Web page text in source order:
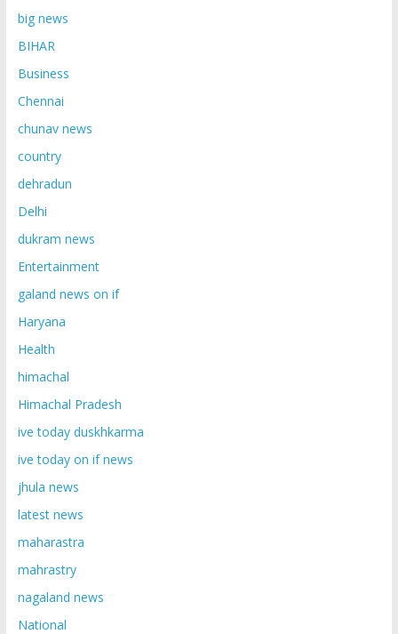
big news
BIHAR
Business
Chennai
chunav news
country
dehradun
Delhi
dukram news
Entertainment
galand news on if
Haryana
Health
himachal
Himachal Pradesh
ive today duskhkarma
ive today on if news
jhula news
latest news
maharastra
mahrastry
nagaland news
National